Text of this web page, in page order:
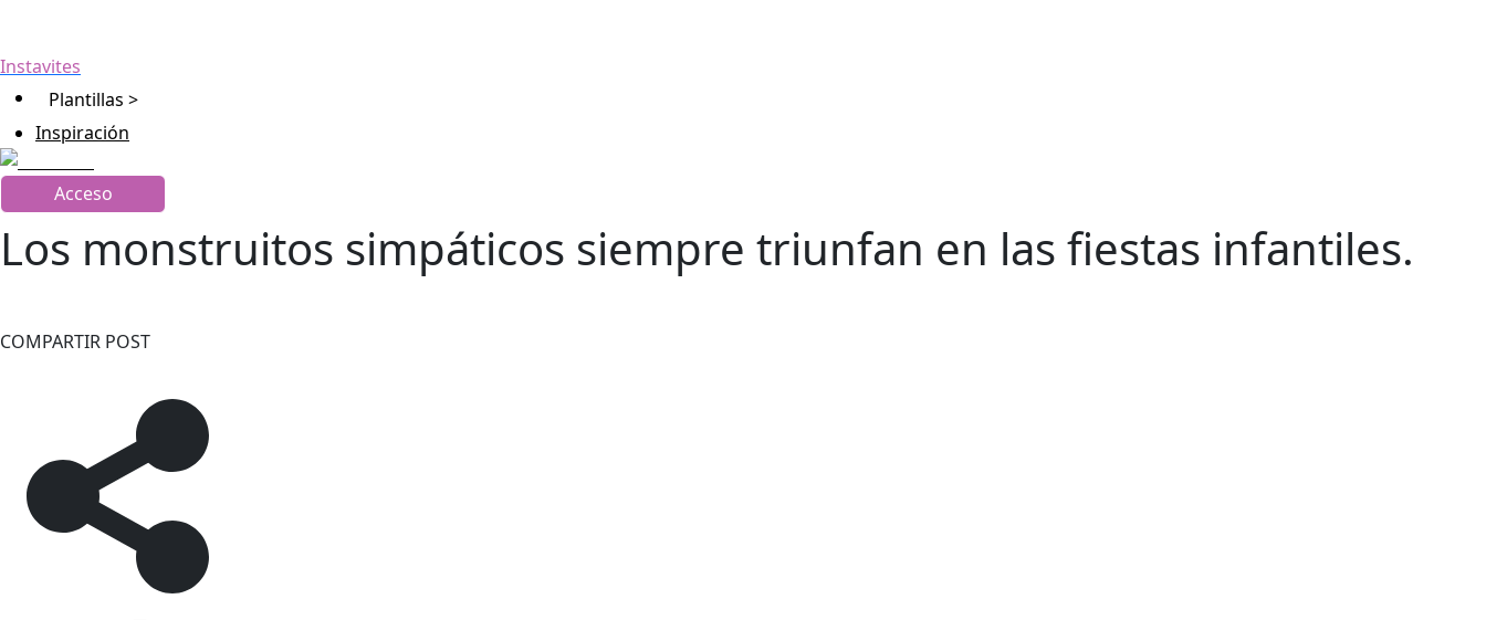
Instavites
Plantillas >
Inspiración
Acceso
Los monstruitos simpáticos siempre triunfan en las fiestas infantiles.
COMPARTIR POST